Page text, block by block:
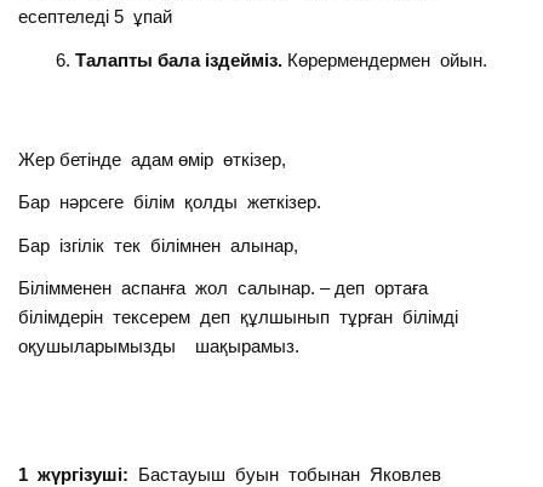
есептеледі 5 ұпай
Талапты бала іздейміз.Көрермендермен ойын.
Жер бетінде адам өмір өткізер,
Бар нәрсеге білім қолды жеткізер.
Бар ізгілік тек білімнен алынар,
Білімменен аспанға жол салынар. – деп ортаға
білімдерін тексерем деп құлшынып тұрған білімді
оқушыларымызды шақырамыз.
1 жүргізуші: Бастауыш буын тобынан Яковлев